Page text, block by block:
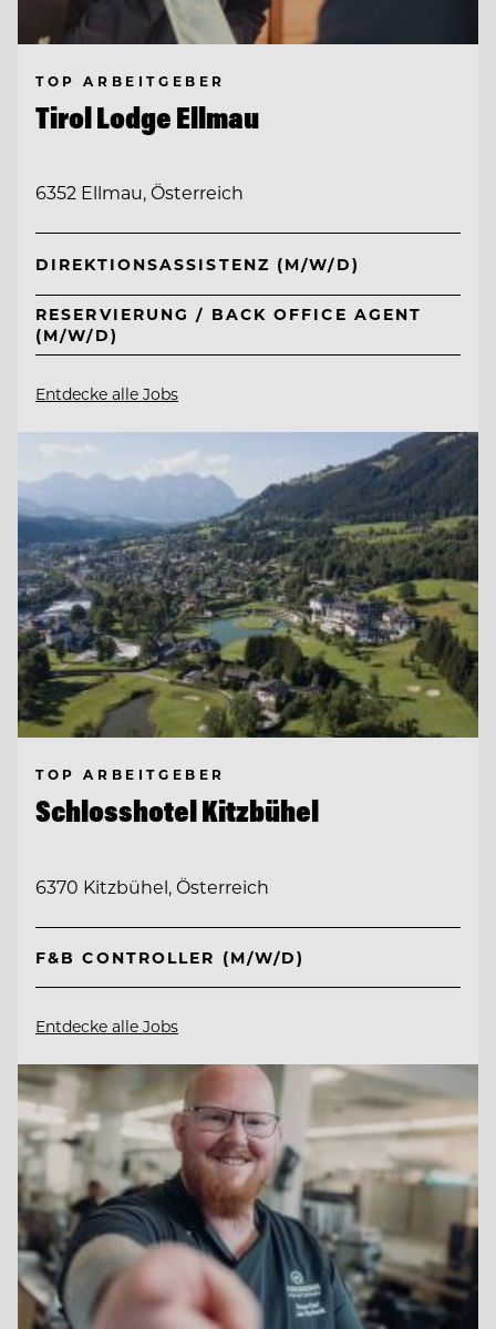
TOP ARBEITGEBER
Tirol Lodge Ellmau
6352 Ellmau, Österreich
DIREKTIONSASSISTENZ (M/W/D)
RESERVIERUNG / BACK OFFICE AGENT
(M/W/D)
Entdecke alle Jobs
TOP ARBEITGEBER
Schlosshotel Kitzbühel
6370 Kitzbühel, Österreich
F&B CONTROLLER (M/W/D)
Entdecke alle Jobs